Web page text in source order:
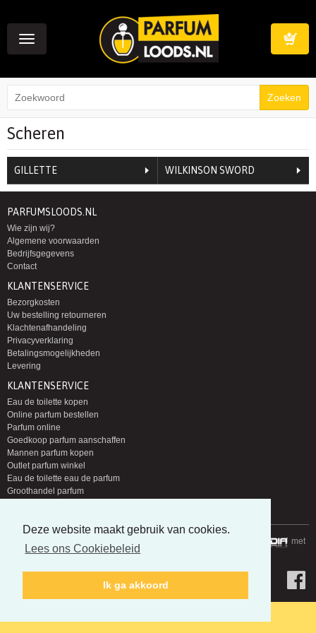
Deze website maakt gebruik van cookies.
Lees ons Cookiebeleid
Ik ga akkoord
Toggle
navigation
Scheren
GILLETTE WILKINSON SWORD
PARFUMSLOODS.NL
Wie zijn wij?
Algemene voorwaarden
Bedrijfsgegevens
Contact
KLANTENSERVICE
Bezorgkosten
Uw bestelling retourneren
Klachtenafhandeling
Privacyverklaring
Betalingsmogelijkheden
Levering
KLANTENSERVICE
Eau de toilette kopen
Online parfum bestellen
Parfum online
Goedkoop parfum aanschaffen
Mannen parfum kopen
Outlet parfum winkel
Eau de toilette eau de parfum
Groothandel parfum
met